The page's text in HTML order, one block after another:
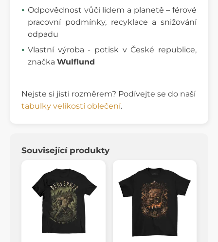
Odpovědnost vůči lidem a planetě – férové
pracovní podmínky, recyklace a snižování
odpadu
Vlastní výroba - potisk v České republice,
značka Wulflund
Nejste si jisti rozměrem? Podívejte se do naší
tabulky velikostí oblečení.
Související produkty